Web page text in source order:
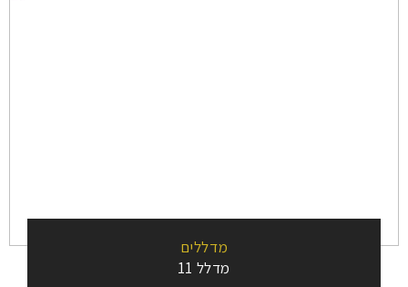
מדללים
מדלל 11